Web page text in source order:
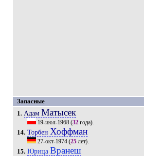
Запасные
1. Адам Матысек
19-июл-1968(32года).
14. Торбен Хоффман
27-окт-1974(25лет).
15. Юрица Вранеш